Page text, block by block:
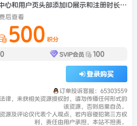
子比主题美化 – 给个人中心和用户页头部添加ID展示和注册时长美化
后查看
500 积分
SVIP会员 100
登录购买
订单投诉客服：65303559
律，未获相关资源授权时，请勿传播任何形式的
该资源，否则后果自负。
源及评论仅代表个人观点，若内容侵犯第三方权
利，责任由用户承担，本站不担责。